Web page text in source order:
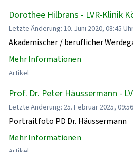
Dorothee Hilbrans - LVR-Klinik
Letzte Änderung: 10. Juni 2020, 08:45
Akademischer / beruflicher
Mehr Informationen
Artikel
Prof. Dr. Peter Häussermann -
Letzte Änderung: 25. Februar 2025,
Portraitfoto PD Dr. Häussermann
Mehr Informationen